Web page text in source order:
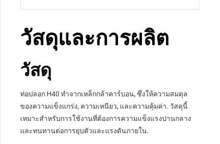
วัสดุและการผลิต
วัสดุ
ท่อปลอก H40 ทำจากเหล็กกล้าคาร์บอน, ซึ่งให้ความสมดุล
ของความแข็งแกร่ง, ความเหนียว, และความคุ้มค่า. วัสดุนี้
เหมาะสำหรับการใช้งานที่ต้องการความแข็งแรงปานกลาง
และทนทานต่อการยุบตัวและแรงดันภายใน.